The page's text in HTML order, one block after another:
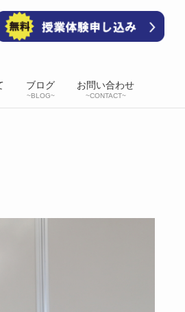
ブログ
~BLOG~
お問い合わせ
~CONTACT~